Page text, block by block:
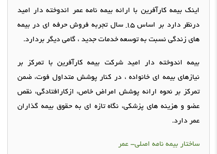
اینک بیمه کارآفرین با ارائه بیمه نامهعمر اندوخته دار امید
درنظر دارد بر اساس15 سال تجربه فروش حرفه ای در بیمه
های زندگی نسبت به توسعه خدمات جدید ، گامی دیگر بردارد.
بیمه اندوخته دار امید شرکت بیمه کارآفرین با تمرکز بر
نیازهای بیمه ای خانواده، در کنار پوشش متداول فوت، ضمن
تمرکز بر نحوه ارائه پوشش امراض خاص، ازکارافتادگی، نقص
عضو و هزینه های پزشکی، نگاه تازه ای بهحقوق بیمه گذاران
عمر دارد.
ساختار بیمه نامه اصلی- عمر